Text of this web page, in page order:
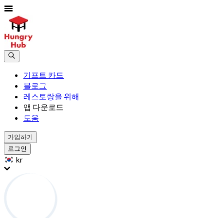
기프트 카드
블로그
레스토랑을 위해
앱 다운로드
도움
가입하기
로그인
kr